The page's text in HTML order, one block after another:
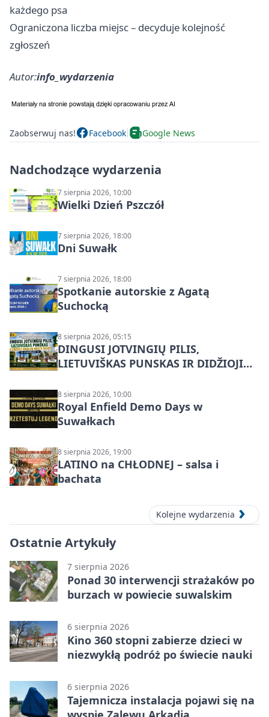
każdego psa
Ograniczona liczba miejsc – decyduje kolejność
zgłoszeń
Autor:info_wydarzenia
Zaobserwuj nas! Facebook Google News
Nadchodzące wydarzenia
7 sierpnia 2026, 10:00
Wielki Dzień Pszczół
7 sierpnia 2026, 18:00
Dni Suwałk
7 sierpnia 2026, 18:00
Spotkanie autorskie z Agatą
Suchocką
8 sierpnia 2026, 05:15
DINGUSI JOTVINGIŲ PILIS,
LIETUVIŠKAS PUNSKAS IR DIDŽIOJI
DZŪKIJOS – jednodienė kelionė
8 sierpnia 2026, 10:00
Royal Enfield Demo Days w
Suwałkach
8 sierpnia 2026, 19:00
LATINO na CHŁODNEJ – salsa i
bachata
Kolejne wydarzenia
Ostatnie Artykuły
7 sierpnia 2026
Ponad 30 interwencji strażaków po
burzach w powiecie suwalskim
6 sierpnia 2026
Kino 360 stopni zabierze dzieci w
niezwykłą podróż po świecie nauki
6 sierpnia 2026
Tajemnicza instalacja pojawi się na